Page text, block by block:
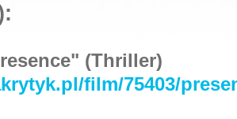
(Thriller)
film/75403/